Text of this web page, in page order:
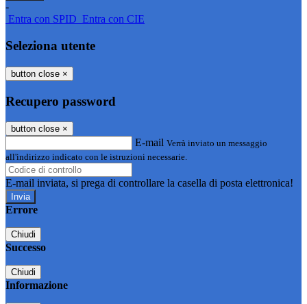
-
Entra con SPID Entra con CIE
Seleziona utente
button close ×
Recupero password
button close ×
E-mail Verrà inviato un messaggio
all'indirizzo indicato con le istruzioni necessarie.
E-mail inviata, si prega di controllare la casella di posta elettronica!
Errore
Chiudi
Successo
Chiudi
Informazione